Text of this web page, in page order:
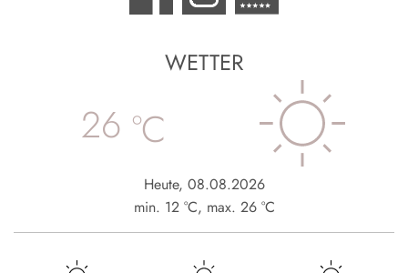
WETTER
26 °C
Heute, 08.08.2026
min. 12 °C, max. 26 °C